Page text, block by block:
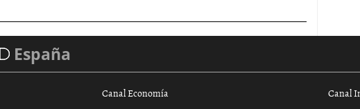
España
Canal Economía Canal